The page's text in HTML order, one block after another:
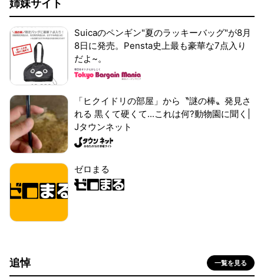
姉妹サイト
Suicaのペンギン"夏のラッキーバッグ"が8月
8日に発売。Pensta史上最も豪華な7点入り
だよ~。
「ヒクイドリの部屋」から〝謎の棒〟発見さ
れる 黒くて硬くて...これは何?動物園に聞く|
Jタウンネット
ゼロまる
追悼 一覧を見る